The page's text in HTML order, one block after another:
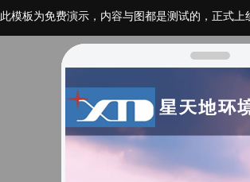
此模板为免费演示，内容与图都是测试的，正式上